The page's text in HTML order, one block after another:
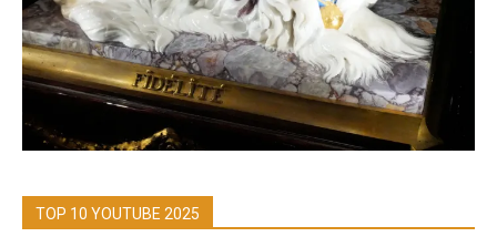
TOP 10 YOUTUBE 2025